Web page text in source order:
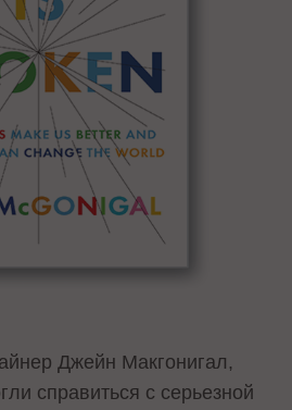
Джейн Макгонигал,
справиться с серьезной